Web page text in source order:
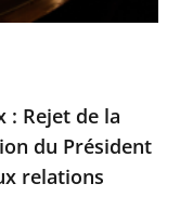
: Rejet de la
du Président
relations